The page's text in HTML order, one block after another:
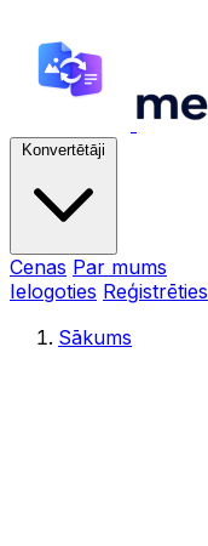
Konvertētāji
Cenas Par mums
Ielogoties Reģistrēties
Sākums